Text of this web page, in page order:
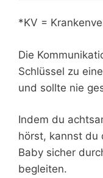
*KV =
Die
Schlüssel zu
und sollte nie
Indem du
hörst, kannst du
Baby sicher
begleiten.